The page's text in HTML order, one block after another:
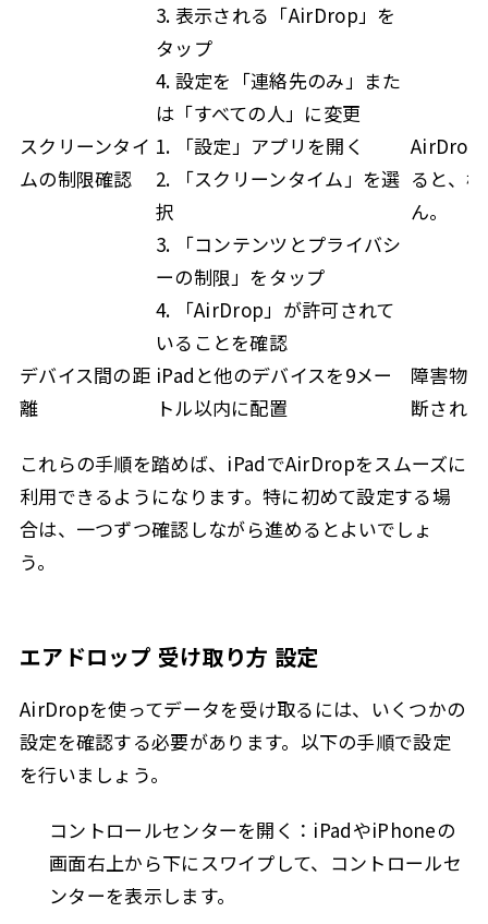
3. 表示される「AirDrop」を
タップ
4. 設定を「連絡先のみ」また
は「すべての人」に変更
スクリーンタイ
ムの制限確認
1. 「設定」アプリを開く
2. 「スクリーンタイム」を選
択
3. 「コンテンツとプライバシ
ーの制限」をタップ
4. 「AirDrop」が許可されて
いることを確認
AirDrop
ると、
ん。
デバイス間の距
離
iPadと他のデバイスを9メー
トル以内に配置
障害物
断され
これらの手順を踏めば、iPadでAirDropをスムーズに
利用できるようになります。特に初めて設定する場
合は、一つずつ確認しながら進めるとよいでしょ
う。
エアドロップ 受け取り方 設定
AirDropを使ってデータを受け取るには、いくつかの
設定を確認する必要があります。以下の手順で設定
を行いましょう。
コントロールセンターを開く：iPadやiPhoneの
画面右上から下にスワイプして、コントロールセ
ンターを表示します。